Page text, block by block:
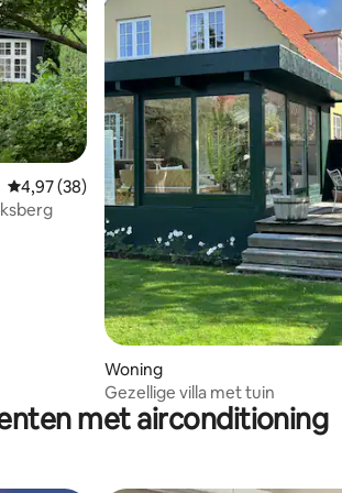
Gemiddelde beoordeling van 4,97 uit 5, 38
4,97 (38)
Woning
Gezellige villa met tuin
met airconditioning